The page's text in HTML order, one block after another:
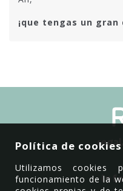
¡que tengas un gran
Política de cookies
Utilizamos cookies
funcionamiento de la